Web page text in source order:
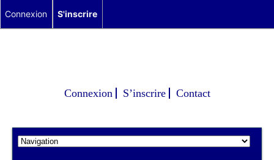
Connexion S’inscrire Contact
Connexion S'inscrire